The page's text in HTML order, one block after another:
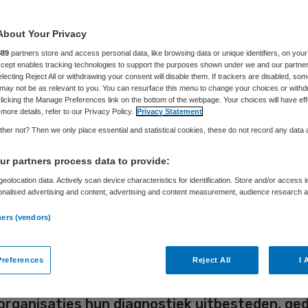
maar
Roche 29 juni 2023,10:24 2895 keer gelezen
toekomstbestendig te houden zal het
want met oude financiële en
lopen we onherroepelijk tegen de grenzen
aan. Dan kunnen we niet meer iedereen
zorg bieden. Ook het diagnostisch
hun diagnostiek uitbesteden,
Your Privacy
partners store and access personal data, like browsing data or unique identifiers, on your
enables tracking technologies to support the purposes shown under we and our
Reject All or withdrawing your consent will disable them. If trackers are disabled,
not be as relevant to you. You can resurface this menu to change your choices or
the Manage Preferences link on the bottom of the webpage. Your choices will have
details, refer to our Privacy Policy. Privacy Statement
not? Then we only place essential and statistical cookies, these do not record any data
partners process data to provide:
data. Actively scan device characteristics for identification. Store and/or access
advertising and content, advertising and content measurement, audience research
(vendors)
Reject All I